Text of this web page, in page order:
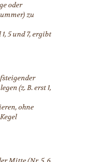
oder
zu
5 und 7, ergibt
(z. B. erst 1,
ohne